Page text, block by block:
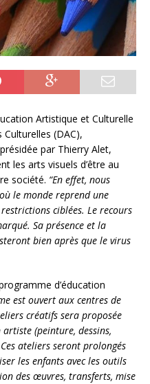
Artistique et Culturelle
(DAC),
par Thierry Alet,
les arts visuels d’être au
société. “En effet, nous
le monde reprend une
ciblées. Le recours
Sa présence et la
bien après que le virus
d’éducation
est ouvert aux centres de
créatifs sera proposée
(peinture, dessins,
ateliers seront prolongés
les enfants avec les outils
des œuvres, transferts, mise